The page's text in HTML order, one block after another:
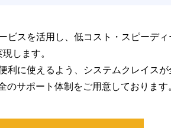
ビスを活用し、低コスト・スピーデ
します。
利に使えるよう、システムクレイスが
サポート体制をご用意しております